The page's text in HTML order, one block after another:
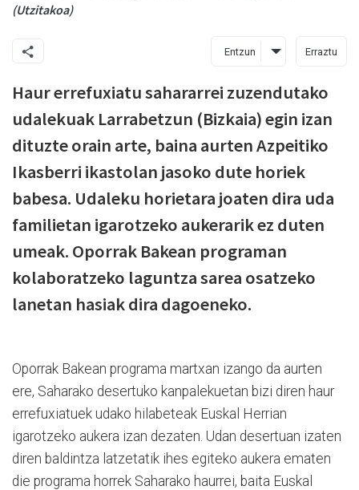
(Utzitakoa)
Entzun Erraztu
Haur errefuxiatu sahararrei zuzendutako
udalekuak Larrabetzun (Bizkaia) egin izan
dituzte orain arte, baina aurten Azpeitiko
Ikasberri ikastolan jasoko dute horiek
babesa. Udaleku horietara joaten dira uda
familietan igarotzeko aukerarik ez duten
umeak. Oporrak Bakean programan
kolaboratzeko laguntza sarea osatzeko
lanetan hasiak dira dagoeneko.
Oporrak Bakean programa martxan izango da aurten
ere, Saharako desertuko kanpalekuetan bizi diren haur
errefuxiatuek udako hilabeteak Euskal Herrian
igarotzeko aukera izan dezaten. Udan desertuan izaten
diren baldintza latzetatik ihes egiteko aukera ematen
die programa horrek Saharako haurrei, baita Euskal